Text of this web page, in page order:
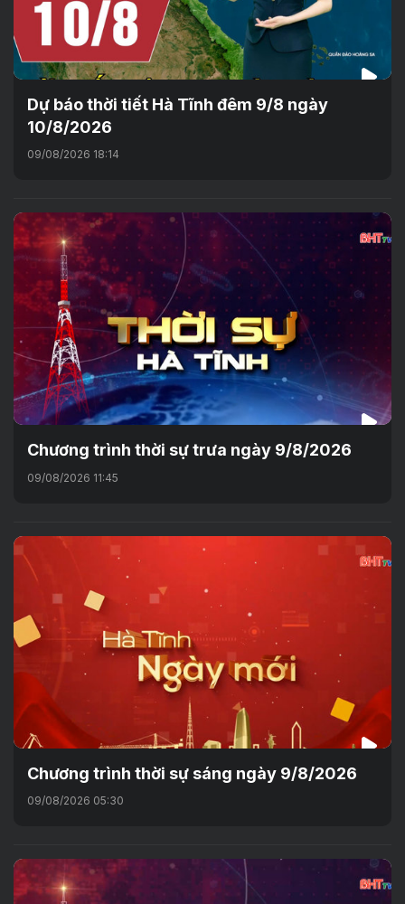
Dự báo thời tiết Hà Tĩnh đêm 9/8 ngày
10/8/2026
09/08/2026 18:14
Chương trình thời sự trưa ngày 9/8/2026
09/08/2026 11:45
Chương trình thời sự sáng ngày 9/8/2026
09/08/2026 05:30